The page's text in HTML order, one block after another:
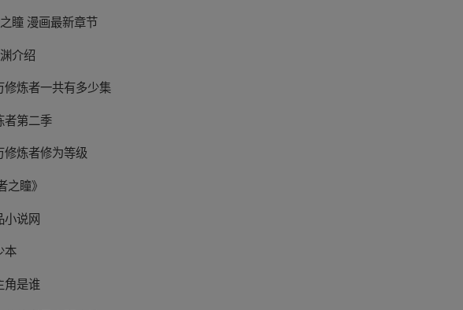
瞳 漫画最新章节
介绍
修炼者一共有多少集
者第二季
炼者修为等级
之瞳》
小说网
本
角是谁